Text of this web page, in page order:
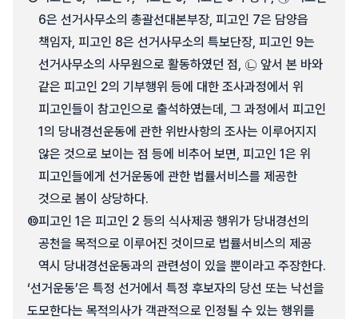
6은 선거사무소의 총괄선대본부장, 피고인 7은 담양읍
책임자, 피고인 8은 선거사무소의 특보단장, 피고인 9는
선거사무소의 사무원으로 활동하였던 점, ㉡ 앞서 본 바와
같은 피고인 2의 기부행위 등에 대한 조사과정에서 위
피고인들이 참고인으로 출석하였는데, 그 과정에서 피고인
1의 당내경선운동에 관한 위반사항의 조사는 이루어지지
않은 것으로 보이는 점 등에 비추어 보면, 피고인 1은 위
피고인들에게 선거운동에 관한 법률서비스를 제공한
것으로 봄이 상당하다.
⑩피고인 1은 피고인 2 등의 식사제공 행위가 당내경선의
공천을 목적으로 이루어진 것이므로 법률서비스의 제공
역시 당내경선운동과의 관련성이 있을 뿐이라고 주장한다.
‘선거운동’은 특정 선거에서 특정 후보자의 당선 또는 낙선을
도모한다는 목적의사가 객관적으로 인정될 수 있는 행위를